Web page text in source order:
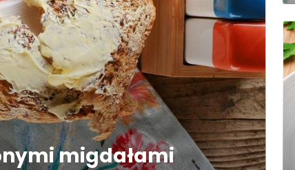
migdałami